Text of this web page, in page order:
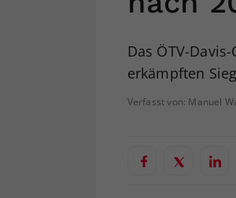
Das ÖTV-
erkämpften
Verfasst von: Manuel